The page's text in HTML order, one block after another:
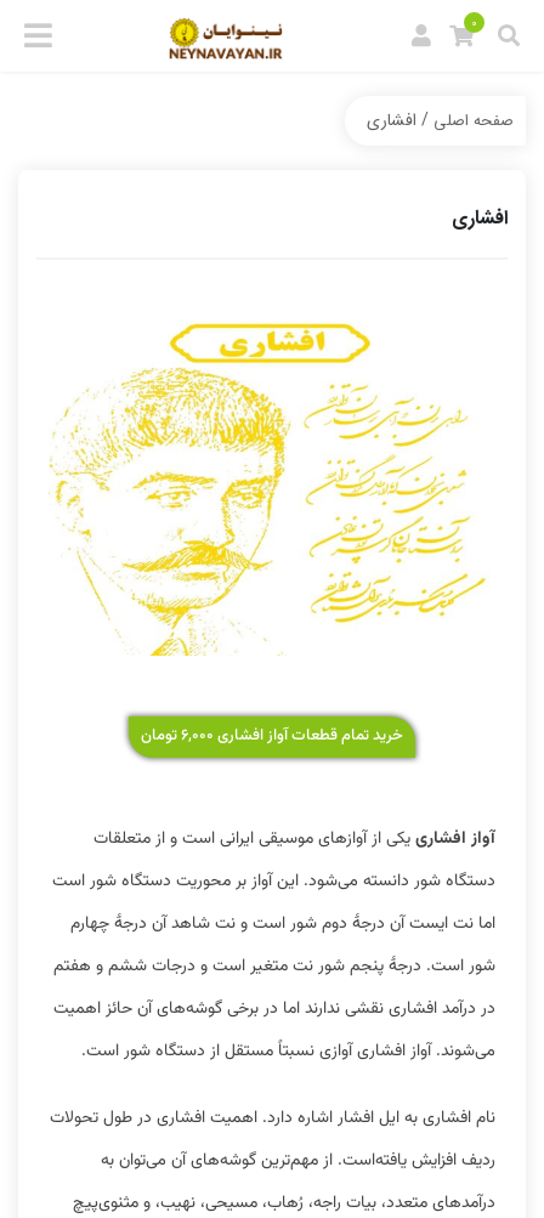
0
صفحه اصلی / افشاری
افشاری
خرید تمام قطعات آواز افشاری ۶,۰۰۰ تومان
آواز افشارییکی از آوازهای موسیقی ایرانی است و از متعلقات
دستگاه شور دانسته می‌شود. این آواز بر محوریت دستگاه شور است
اما نت ایست آن درجهٔ دوم شور است و نت شاهد آن درجهٔ چهارم
شور است. درجهٔ پنجم شور نت متغیر است و درجات ششم و هفتم
در درآمد افشاری نقشی ندارند اما در برخی گوشه‌های آن حائز اهمیت
می‌شوند. آواز افشاری آوازی نسبتاً مستقل از دستگاه شور است.
نام افشاری به ایل افشار اشاره دارد. اهمیت افشاری در طول تحولات
ردیف افزایش یافته‌است. از مهم‌ترین گوشه‌های آن می‌توان به
درآمدهای متعدد، بیات راجه، رُهاب، مسیحی، نهیب، و مثنوی‌پیچ